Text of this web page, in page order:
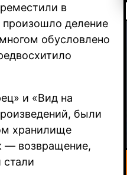
в
произошло деление
обусловлено
и «Вид на
были
хранилище
— возвращение,